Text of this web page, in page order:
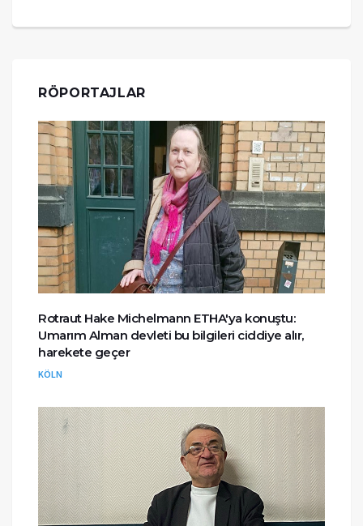
RÖPORTAJLAR
Rotraut Hake Michelmann ETHA'ya konuştu:
Umarım Alman devleti bu bilgileri ciddiye alır,
harekete geçer
KÖLN